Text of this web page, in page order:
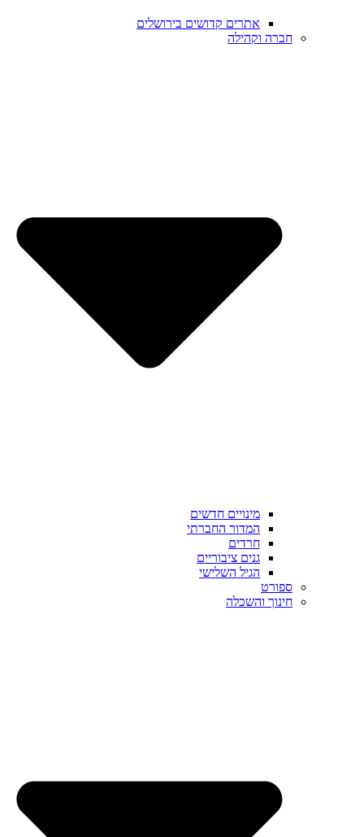
אתרים קדושים בירושלים
חברה וקהילה
מינויים חדשים
המדור החברתי
חרדים
גנים ציבוריים
הגיל השלישי
ספורט
חינוך והשכלה